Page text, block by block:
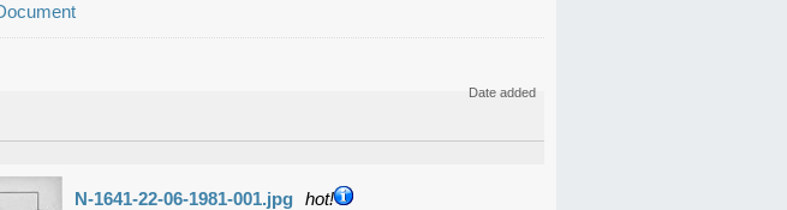
Date added
N-1641-22-06-1981-001.jpg hot!